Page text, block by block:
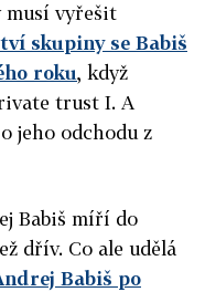
musí vyřešit
skupiny se Babiš
roku, když
trust I. A
jeho odchodu z
Babiš míří do
dřív. Co ale udělá
Babiš po